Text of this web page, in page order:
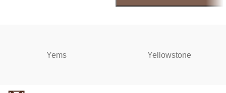
Yems Yellowstone